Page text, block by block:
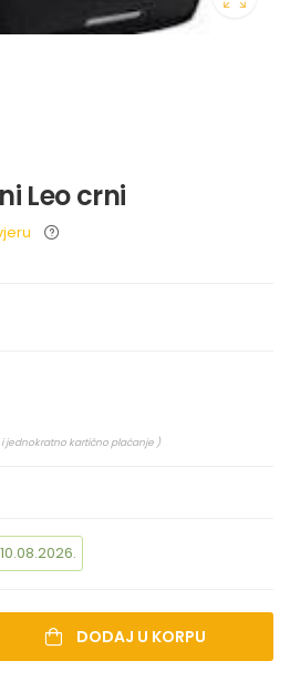
Leo crni
jednokratno kartično plaćanje )
DODAJ U KORPU